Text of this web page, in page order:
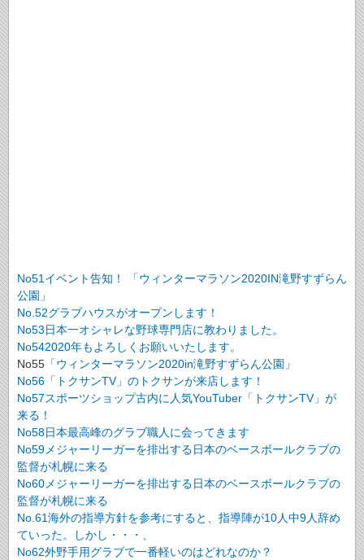
No51イベント告知！ 「ウィンターマラソン2020IN滝野すずらん
公園」
No.52グラブハウスがオープンします！
No53日本一オシャレな野球専門店に教わりました。
No542020年もよろしくお願いいたします。
No55 「ウィンターマラソン2020in滝野すずらん公園」
No56「トクサンTV」のトクサンが来店します！
No57スポーツショップ古内に人気YouTuber「トクサンTV」が
来る！
No58日本最高峰のグラブ職人に会ってきます
No59メジャーリーガーを排出する日本のベースボールクラブの
監督が札幌に来る
No60メジャーリーガーを排出する日本のベースボールクラブの
監督が札幌に来る
No.61海外の指導方針を参考にすると、指導陣が10人中9人辞め
ていった。しかし・・・、
No62外野手用グラブで一番軽いのはどれなのか？